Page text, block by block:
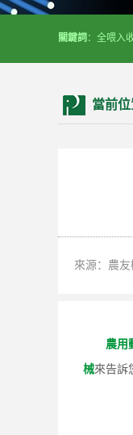
關鍵詞 ： 全喂入
當前
來源：農友
農用
械來告訴